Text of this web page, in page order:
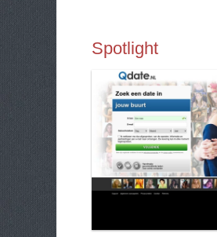
Spotlight